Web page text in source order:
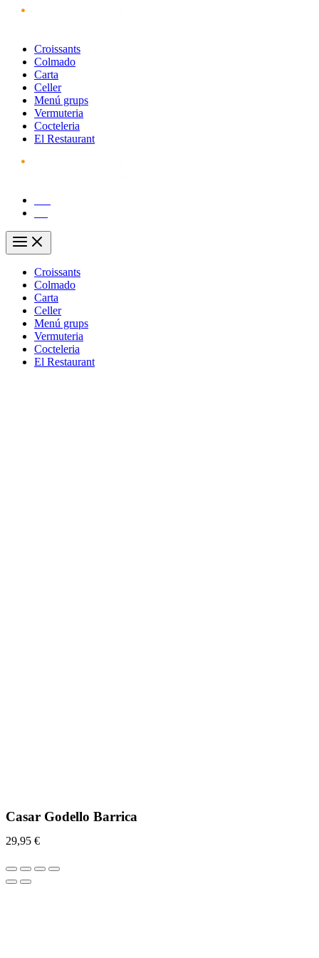
Vés
Croissants
Colmado
Carta
Celler
Menú grups
Vermuteria
Cocteleria
El Restaurant
Main
Menu
Croissants
Colmado
Carta
Celler
Menú grups
Vermuteria
Cocteleria
El Restaurant
Casar Godello Barrica
29,95 €